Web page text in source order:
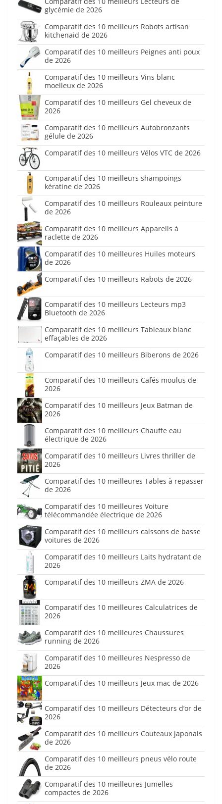
glycémie de 2026
Comparatif des 10 meilleurs Robots artisan
kitchenaid de 2026
Comparatif des 10 meilleurs Peignes anti poux
de 2026
Comparatif des 10 meilleurs Vins blanc
moelleux de 2026
Comparatif des 10 meilleurs Gel cheveux de
2026
Comparatif des 10 meilleurs Autobronzants
gélule de 2026
Comparatif des 10 meilleurs Vélos VTC de 2026
Comparatif des 10 meilleurs shampoings
kératine de 2026
Comparatif des 10 meilleurs Rouleaux peinture
de 2026
Comparatif des 10 meilleurs Appareils à
raclette de 2026
Comparatif des 10 meilleures Huiles moteurs
de 2026
Comparatif des 10 meilleurs Rabots de 2026
Comparatif des 10 meilleurs Lecteurs mp3
Bluetooth de 2026
Comparatif des 10 meilleurs Tableaux blanc
effaçables de 2026
Comparatif des 10 meilleurs Biberons de 2026
Comparatif des 10 meilleurs Cafés moulus de
2026
Comparatif des 10 meilleurs Jeux Batman de
2026
Comparatif des 10 meilleurs Chauffe eau
électrique de 2026
Comparatif des 10 meilleurs Livres thriller de
2026
Comparatif des 10 meilleures Tables à repasser
de 2026
Comparatif des 10 meilleures Voiture
télécommandée électrique de 2026
Comparatif des 10 meilleurs caissons de basse
voitures de 2026
Comparatif des 10 meilleurs Laits hydratant de
2026
Comparatif des 10 meilleurs ZMA de 2026
Comparatif des 10 meilleures Calculatrices de
2026
Comparatif des 10 meilleures Chaussures
running de 2026
Comparatif des 10 meilleures Nespresso de
2026
Comparatif des 10 meilleurs Jeux mac de 2026
Comparatif des 10 meilleurs Détecteurs d’or de
2026
Comparatif des 10 meilleurs Couteaux japonais
de 2026
Comparatif des 10 meilleurs pneus vélo route
de 2026
Comparatif des 10 meilleures Jumelles
compactes de 2026